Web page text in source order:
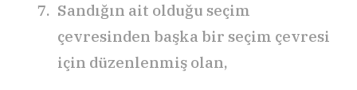
Sandığın ait olduğu seçim
çevresinden başka bir seçim çevresi
için düzenlenmiş olan,